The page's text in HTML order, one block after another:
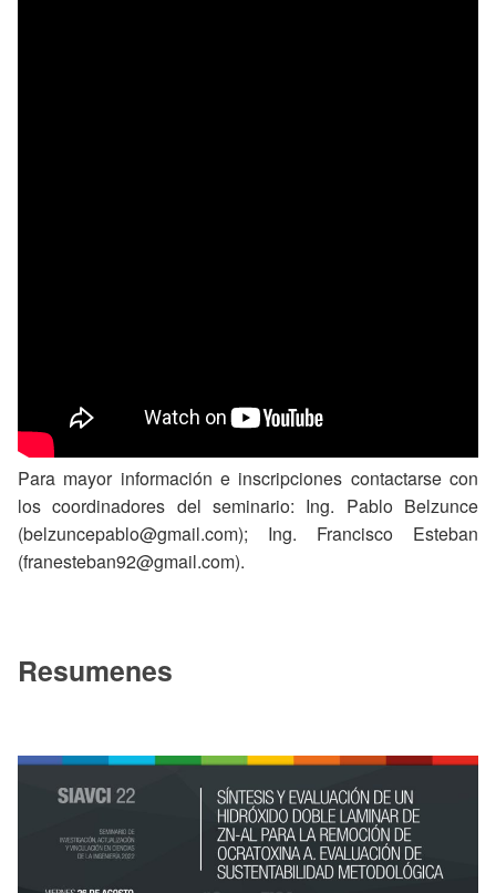
Para mayor información e inscripciones contactarse con
los coordinadores del seminario: Ing. Pablo Belzunce
(belzuncepablo@gmail.com); Ing. Francisco Esteban
(franesteban92@gmail.com).
Resumenes